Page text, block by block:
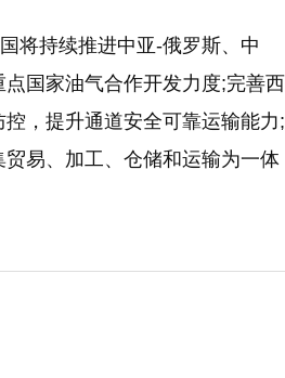
将持续推进中亚-俄罗斯、中
国家油气合作开发力度;完善西
，提升通道安全可靠运输能力;
易、加工、仓储和运输为一体